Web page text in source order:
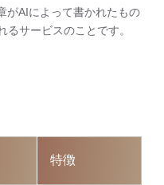
がAIによって書かれたもの
サービスのことです。
特徴